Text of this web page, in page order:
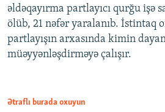
əldəqayırma partlayıcı qurğu işə
ölüb, 21 nəfər yaralanıb. İstintaq
partlayışın arxasında kimin
müəyyənləşdirməyə çalışır.
Ətraflı burada oxuyun